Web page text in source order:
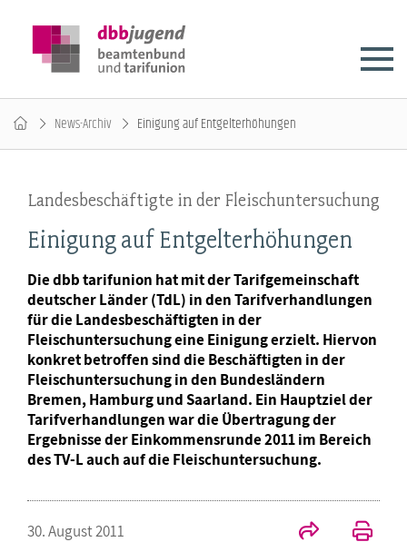
News-Archiv Einigung auf Entgelterhöhungen
Landesbeschäftigte in der Fleischuntersuchung
Einigung auf Entgelterhöhungen
Die dbb tarifunion hat mit der Tarifgemeinschaft
deutscher Länder (TdL) in den Tarifverhandlungen
für die Landesbeschäftigten in der
Fleischuntersuchung eine Einigung erzielt. Hiervon
konkret betroffen sind die Beschäftigten in der
Fleischuntersuchung in den Bundesländern
Bremen, Hamburg und Saarland. Ein Hauptziel der
Tarifverhandlungen war die Übertragung der
Ergebnisse der Einkommensrunde 2011 im Bereich
des TV-L auch auf die Fleischuntersuchung.
30. August 2011